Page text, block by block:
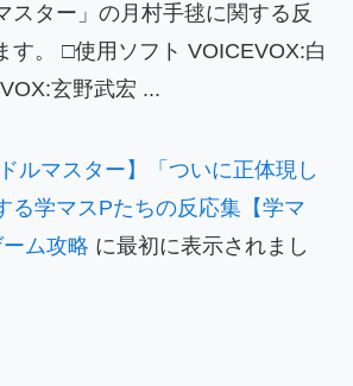
スター」の月村手毬に関する反
す。 □使用ソフト VOICEVOX:白
玄野武宏 ...
ルマスター】「ついに正体現し
学マスPたちの反応集【学マ
ム攻略 に最初に表示されまし